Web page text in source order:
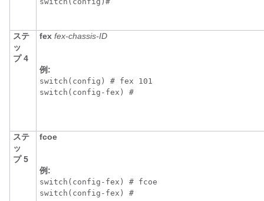
ステ
ッ
プ 4
fex fex-chassis-ID
例:
switch(config) # fex 101
switch(config-fex) #
ステ
ッ
プ 5
fcoe
例:
switch(config-fex) # fcoe
switch(config-fex) #